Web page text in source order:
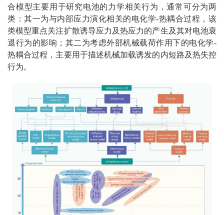
合模型主要用于研究电池的力学相关行为，通常可分为两
类：其一为与内部应力演化相关的电化学-热耦合过程，该
类模型重点关注扩散诱导应力及热应力的产生及其对电池衰
退行为的影响；其二为考虑外部机械载荷作用下的电化学-
热耦合过程，主要用于描述机械加载诱发的内短路及热失控
行为。